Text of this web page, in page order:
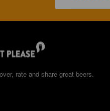
rate and share great beers.